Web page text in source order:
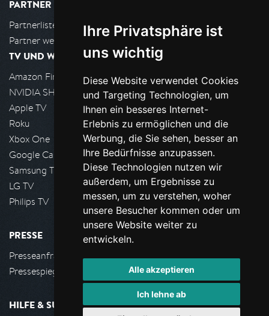
Ihre Privatsphäre ist
uns wichtig
Diese Website verwendet Cookies
und Targeting Technologien, um
Ihnen ein besseres Internet-
Erlebnis zu ermöglichen und die
Werbung, die Sie sehen, besser an
Ihre Bedürfnisse anzupassen.
Diese Technologien nutzen wir
außerdem, um Ergebnisse zu
messen, um zu verstehen, woher
unsere Besucher kommen oder um
unsere Website weiter zu
entwickeln.
Alle akzeptieren
Ich lehne ab
PARTNER
Partnerliste
Partner werden
TV UND WOHNZIMMER
Amazon FireTV
NVIDIA SHIELD, Google TV
Apple TV
Roku
Xbox One
Google Cast
Samsung TV
LG TV
Philips TV
PRESSE
Presseanfrage stellen
Pressespiegel
HILFE & SUPPORT